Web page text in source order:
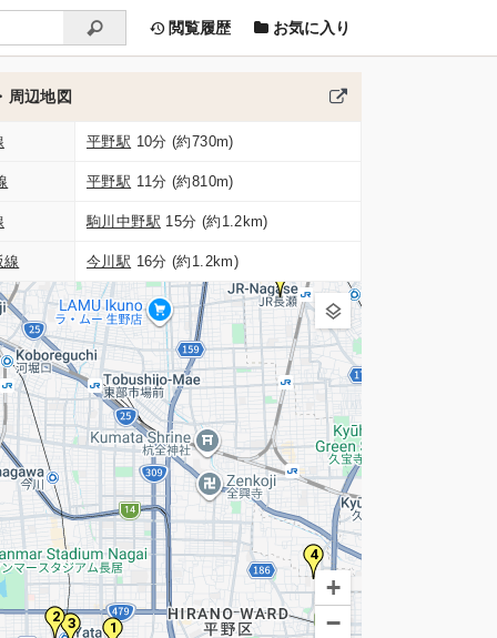
閲覧履歴 お気に入り
周辺地図
平野駅 10分 (約730m)
平野駅 11分 (約810m)
駒川中野駅 15分 (約1.2km)
線 今川駅 16分 (約1.2km)
1
2 3
4
+
−